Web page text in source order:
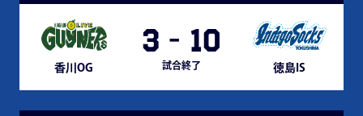
香川OG
3 - 10
試合終了 徳島IS